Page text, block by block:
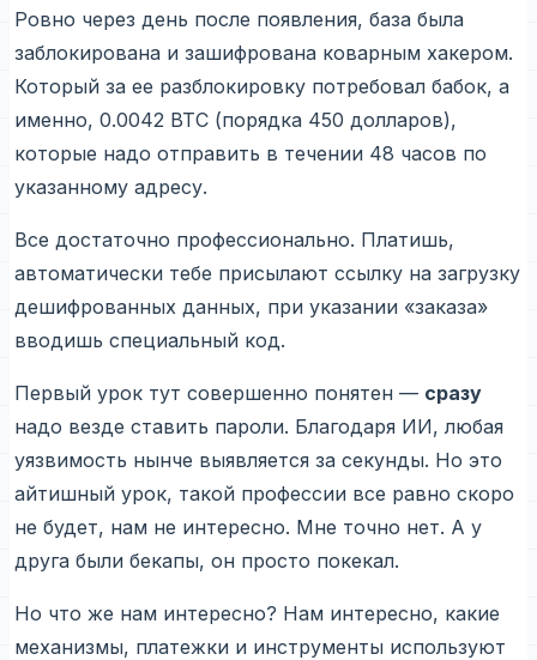
Ровно через день после появления, база была
заблокирована и зашифрована коварным хакером.
Который за ее разблокировку потребовал бабок, а
именно, 0.0042 BTC (порядка 450 долларов),
которые надо отправить в течении 48 часов по
указанному адресу.
Все достаточно профессионально. Платишь,
автоматически тебе присылают ссылку на загрузку
дешифрованных данных, при указании «заказа»
вводишь специальный код.
Первый урок тут совершенно понятен — сразу
надо везде ставить пароли. Благодаря ИИ, любая
уязвимость нынче выявляется за секунды. Но это
айтишный урок, такой профессии все равно скоро
не будет, нам не интересно. Мне точно нет. А у
друга были бекапы, он просто покекал.
Но что же нам интересно? Нам интересно, какие
механизмы, платежки и инструменты используют